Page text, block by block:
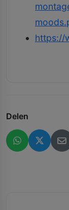
https://
Delen